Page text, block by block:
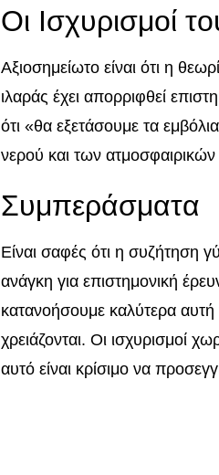
Οι Ισχυρισμοί
Αξιοσημείωτο είναι ότι η
ιλαράς έχει απορριφθεί
ότι «θα εξετάσουμε τα
νερού και των
Συμπεράσματα
Είναι σαφές ότι η συζήτηση
ανάγκη για επιστημονική
κατανοήσουμε καλύτερα
χρειάζονται. Οι ισχυρισμοί
αυτό είναι κρίσιμο να